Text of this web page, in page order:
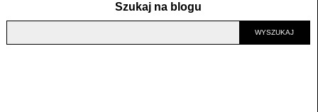
Szukaj na blogu